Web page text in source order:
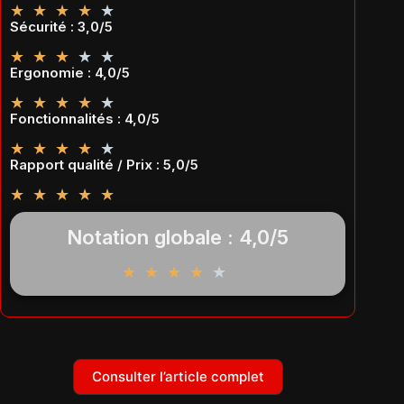
★ ★ ★ ★ ★
Sécurité : 3,0/5
★ ★ ★ ★ ★
Ergonomie : 4,0/5
★ ★ ★ ★ ★
Fonctionnalités : 4,0/5
★ ★ ★ ★ ★
Rapport qualité / Prix : 5,0/5
★ ★ ★ ★ ★
Notation globale : 4,0/5
★ ★ ★ ★ ★
Consulter l’article complet